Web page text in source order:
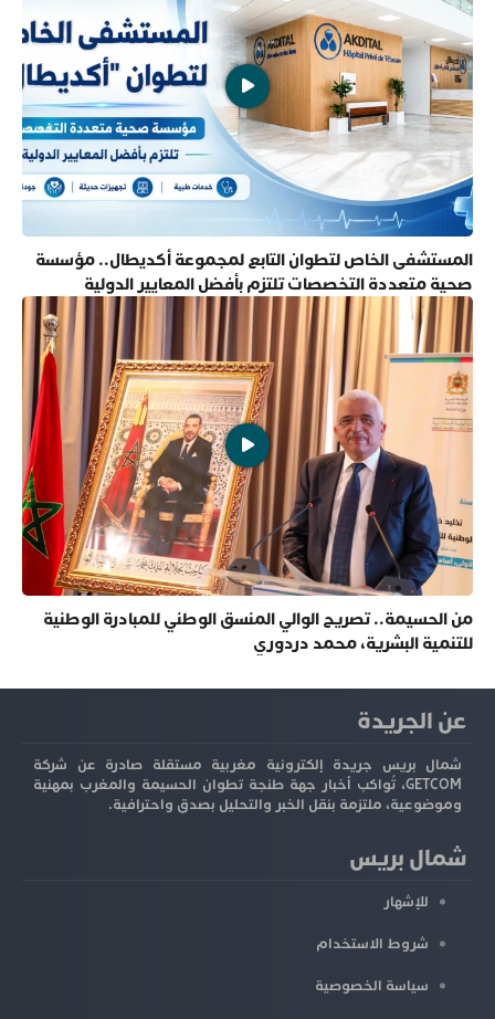
المستشفى الخاص لتطوان التابع لمجموعة أكديطال.. مؤسسة
صحية متعددة التخصصات تلتزم بأفضل المعايير الدولية
من الحسيمة.. تصريح الوالي المنسق الوطني للمبادرة الوطنية
للتنمية البشرية، محمد دردوري
عن الجريدة
شمال بريس جريدة إلكترونية مغربية مستقلة صادرة عن شركة
GETCOM، تُواكب أخبار جهة طنجة تطوان الحسيمة والمغرب بمهنية
وموضوعية، ملتزمة بنقل الخبر والتحليل بصدق واحترافية.
شمال بريس
للإشهار
شروط الاستخدام
سياسة الخصوصية